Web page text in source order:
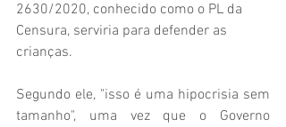
2630/2020, conhecido como o PL da
Censura, serviria para defender as
crianças.
Segundo ele, "isso é uma hipocrisia sem
tamanho", uma vez que o Governo